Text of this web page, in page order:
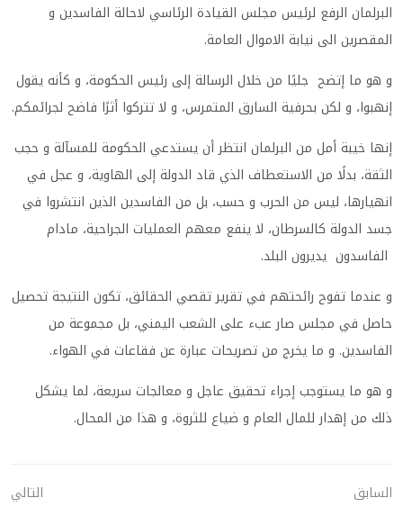
البرلمان الرفع لرئيس مجلس القيادة الرئاسي لاحالة الفاسدين و
المقصرين الى نيابة الاموال العامة.
و هو ما إتضح جليًا من خلال الرسالة إلى رئيس الحكومة، و كأنه يقول
إنهبوا، و لكن بحرفية السارق المتمرس، و لا تتركوا أثرًا فاضح لجرائمكم.
إنها خيبة أمل من البرلمان انتظر أن يستدعي الحكومة للمسآلة و حجب
الثقة، بدلًا من الاستعطاف الذي قاد الدولة إلى الهاوية، و عجل في
انهيارها، ليس من الحرب و حسب، بل من الفاسدين الذين انتشروا في
جسد الدولة كالسرطان، لا ينفع معهم العمليات الجراحية، مادام
الفاسدون يديرون البلد.
و عندما تفوح رائحتهم في تقرير تقصي الحقائق، تكون النتيجة تحصيل
حاصل في مجلس صار عبء على الشعب اليمني، بل مجموعة من
الفاسدين. و ما يخرج من تصريحات عبارة عن فقاعات في الهواء.
و هو ما يستوجب إجراء تحقيق عاجل و معالجات سريعة، لما يشكل
ذلك من إهدار للمال العام و ضياع للثروة، و هذا من المحال.
السابق
التالي